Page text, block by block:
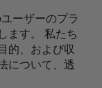
ーザーのプラ
ます。 私たち
的、および収
について、透